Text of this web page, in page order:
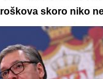
skoro niko